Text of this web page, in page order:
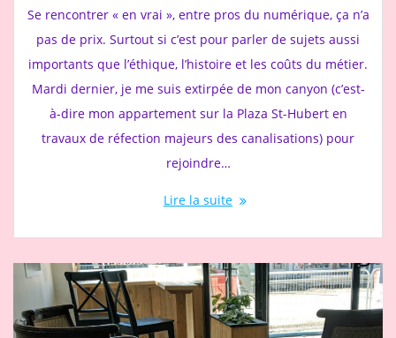
Se rencontrer « en vrai », entre pros du numérique, ça n’a
pas de prix. Surtout si c’est pour parler de sujets aussi
importants que l’éthique, l’histoire et les coûts du métier.
Mardi dernier, je me suis extirpée de mon canyon (c’est-
à-dire mon appartement sur la Plaza St-Hubert en
travaux de réfection majeurs des canalisations) pour
rejoindre…
Lire la suite